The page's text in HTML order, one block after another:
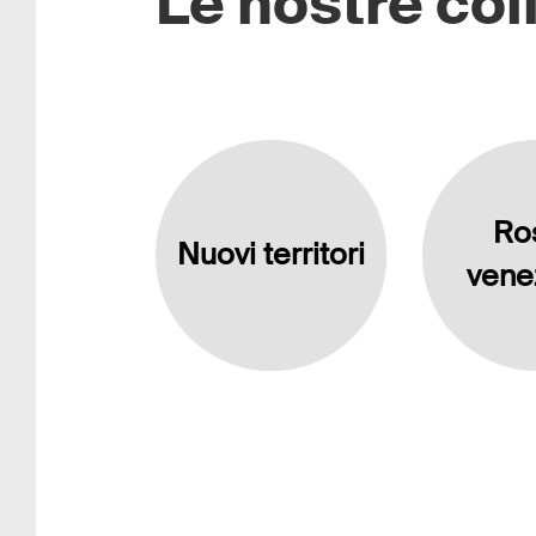
Nuovi territori